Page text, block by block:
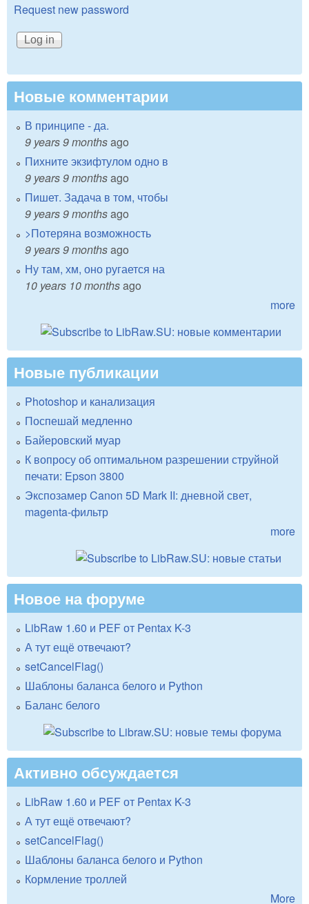
Request new password
Новые комментарии
В принципе - да.
9 years 9 monthsago
Пихните экзифтулом одно в
9 years 9 monthsago
Пишет. Задача в том, чтобы
9 years 9 monthsago
>Потеряна возможность
9 years 9 monthsago
Ну там, хм, оно ругается на
10 years 10 monthsago
more
Новые публикации
Photoshop и канализация
Поспешай медленно
Байеровский муар
К вопросу об оптимальном разрешении струйной
печати: Epson 3800
Экспозамер Canon 5D Mark II: дневной свет,
magenta-фильтр
more
Новое на форуме
LibRaw 1.60 и PEF от Pentax K-3
А тут ещё отвечают?
setCancelFlag()
Шаблоны баланса белого и Python
Баланс белого
Активно обсуждается
LibRaw 1.60 и PEF от Pentax K-3
А тут ещё отвечают?
setCancelFlag()
Шаблоны баланса белого и Python
Кормление троллей
More